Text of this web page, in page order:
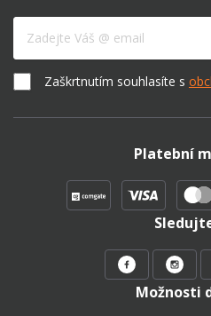
Váš e-mail
Zaškrtnutím souhlasíte s
Platební
Možnosti